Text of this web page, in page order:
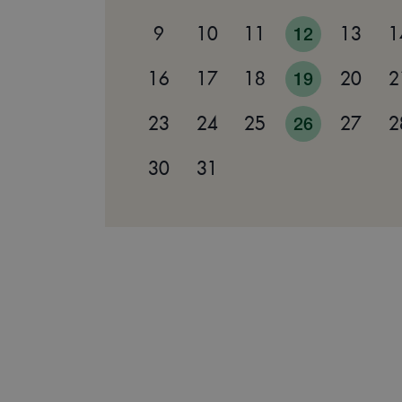
9
10 11 12 13
16
17 18 19 20
23
24 25 26 27
30
31